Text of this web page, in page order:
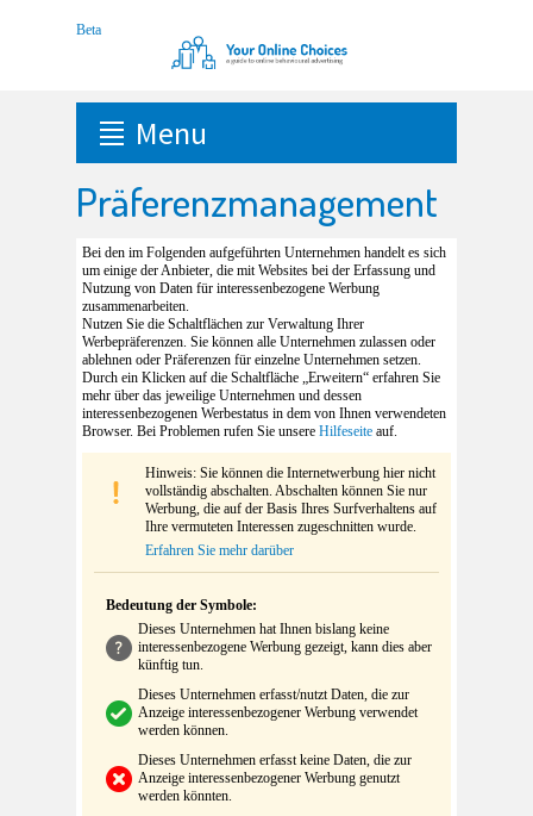
Menu
Präferenzmanagement
Bei den im Folgenden aufgeführten Unternehmen handelt es sich
um einige der Anbieter, die mit Websites bei der Erfassung und
Nutzung von Daten für interessenbezogene Werbung
zusammenarbeiten.
Nutzen Sie die Schaltflächen zur Verwaltung Ihrer
Werbepräferenzen. Sie können alle Unternehmen zulassen oder
ablehnen oder Präferenzen für einzelne Unternehmen setzen.
Durch ein Klicken auf die Schaltfläche „Erweitern“ erfahren Sie
mehr über das jeweilige Unternehmen und dessen
interessenbezogenen Werbestatus in dem von Ihnen verwendeten
Browser. Bei Problemen rufen Sie unsere Hilfeseite auf.
Hinweis: Sie können die Internetwerbung hier nicht
vollständig abschalten. Abschalten können Sie nur
Werbung, die auf der Basis Ihres Surfverhaltens auf
Ihre vermuteten Interessen zugeschnitten wurde.
Erfahren Sie mehr darüber
Bedeutung der Symbole:
Dieses Unternehmen hat Ihnen bislang keine
interessenbezogene Werbung gezeigt, kann dies aber
künftig tun.
Dieses Unternehmen erfasst/nutzt Daten, die zur
Anzeige interessenbezogener Werbung verwendet
werden können.
Dieses Unternehmen erfasst keine Daten, die zur
Anzeige interessenbezogener Werbung genutzt
werden könnten.